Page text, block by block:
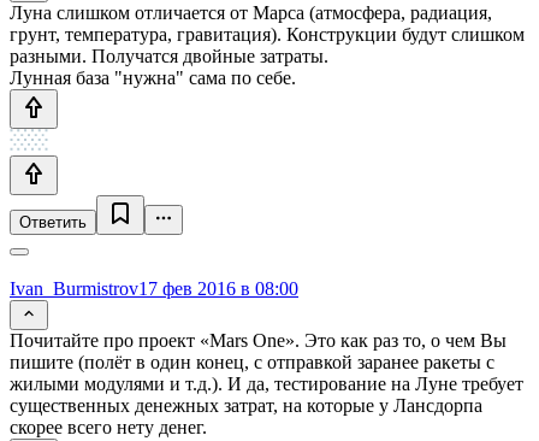
Луна слишком отличается от Марса (атмосфера, радиация,
грунт, температура, гравитация). Конструкции будут слишком
разными. Получатся двойные затраты.
Лунная база "нужна" сама по себе.
Ответить
Ivan_Burmistrov17 фев 2016 в 08:00
Почитайте про проект «Mars One». Это как раз то, о чем Вы
пишите (полёт в один конец, с отправкой заранее ракеты с
жилыми модулями и т.д.). И да, тестирование на Луне требует
существенных денежных затрат, на которые у Лансдорпа
скорее всего нету денег.